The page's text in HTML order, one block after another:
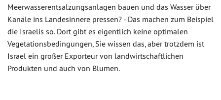
Meerwasserentsalzungsanlagen bauen und das Wasser über
Kanäle ins Landesinnere pressen? - Das machen zum Beispiel
die Israelis so. Dort gibt es eigentlich keine optimalen
Vegetationsbedingungen, Sie wissen das, aber trotzdem ist
Israel ein großer Exporteur von landwirtschaftlichen
Produkten und auch von Blumen.